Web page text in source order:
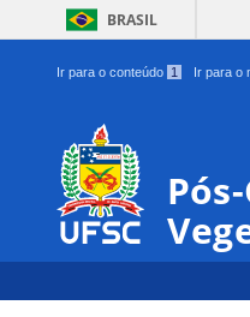
BRASIL
Ir para o conteúdo 1 Ir para o